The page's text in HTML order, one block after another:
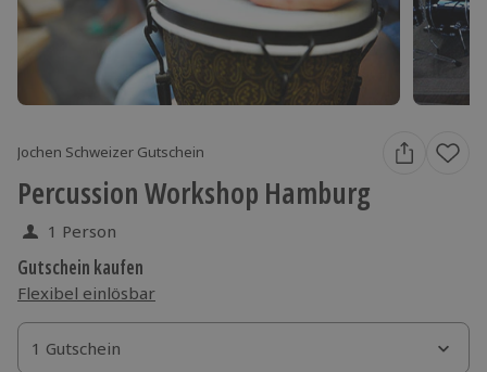
Jochen Schweizer Gutschein
Percussion Workshop Hamburg
1 Person
Gutschein kaufen
Flexibel einlösbar
1 Gutschein
1 Gutschein
1 Gutschein